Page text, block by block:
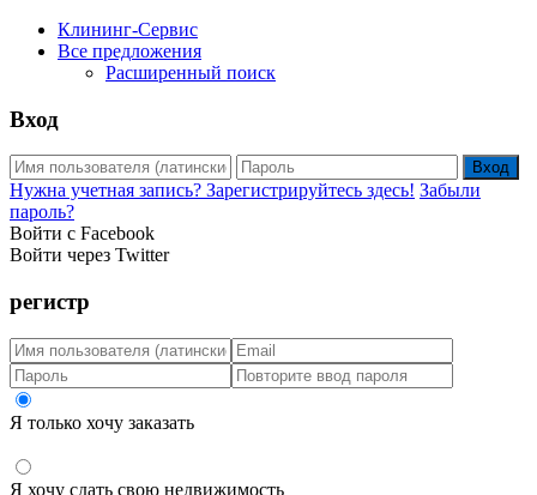
Клининг-Сервис
Все предложения
Расширенный поиск
Вход
Вход
Нужна учетная запись? Зарегистрируйтесь здесь! Забыли
пароль?
Войти с Facebook
Войти через Twitter
регистр
Я только хочу заказать
Я хочу сдать свою недвижимость